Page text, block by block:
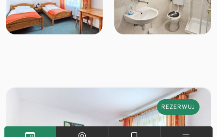
REZERWUJ